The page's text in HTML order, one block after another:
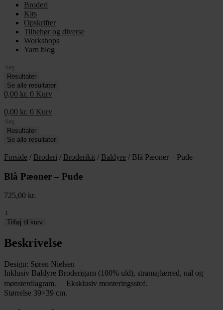
Broderi
Kits
Opskrifter
Tilbehør og diverse
Workshops
Yarn blog
Search
...Resultater
Se alle resultater
0,00 kr. 0 Kurv
0,00 kr. 0 Kurv
Search
...Resultater
Se alle resultater
Forside / Broderi / Broderikit / Baldyre / Blå Pæoner – Pude
Blå Pæoner – Pude
725,00 kr.
Blå
Pæoner
Pude
antal
Tilføj til kurv
Beskrivelse
Design: Søren Nielsen
Inklusiv Baldyre Broderigarn (100% uld), stramajlærred, nål og
mønsterdiagram. Eksklusiv monteringsstof.
Størrelse 39×39 cm.